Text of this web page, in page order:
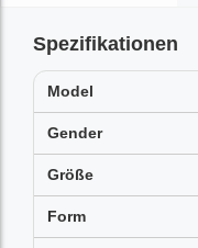
Spezifikationen
Model
Gender
Größe
Form